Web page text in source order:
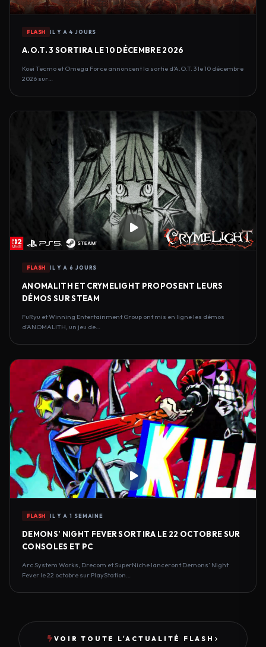
FLASH IL Y A 4 JOURS
A.O.T. 3 SORTIRA LE 10 DÉCEMBRE 2026
Koei Tecmo et Omega Force annoncent la sortie d’A.O.T. 3 le 10 décembre
2026 sur…
FLASH IL Y A 6 JOURS
ANOMALITH ET CRYMELIGHT PROPOSENT LEURS
DÉMOS SUR STEAM
FuRyu et Winning Entertainment Group ont mis en ligne les démos
d’ANOMALITH, un jeu de…
FLASH IL Y A 1 SEMAINE
DEMONS’ NIGHT FEVER SORTIRA LE 22 OCTOBRE SUR
CONSOLES ET PC
Arc System Works, Drecom et SuperNiche lanceront Demons’ Night
Fever le 22 octobre sur PlayStation…
VOIR TOUTE L'ACTUALITÉ FLASH